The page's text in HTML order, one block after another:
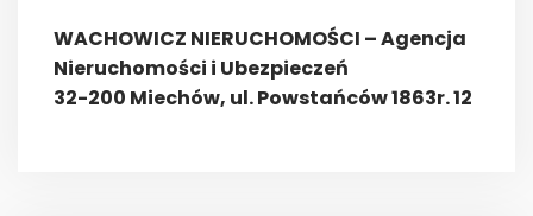
WACHOWICZ NIERUCHOMOŚCI – Agencja
Nieruchomości i Ubezpieczeń
32-200 Miechów, ul. Powstańców 1863r. 12